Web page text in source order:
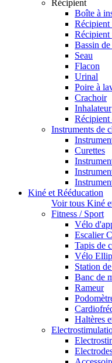
Récipient
Boîte à
Récipient
Bassin
Seau
Flacon
Urinal
Poire à
Crachoir
Inhalateur
Récipient
Instruments de
Curettes
Kiné et Rééducation
Voir tous Kiné
Fitness / Sport
Vélo
Escalier
Tapis de
Vélo
Station
Banc de
Rameur
Haltères